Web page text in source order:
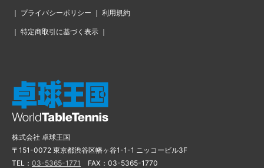
中国男子、復活の兆し。準々決勝で韓国との大一番に完勝し、
連覇継続へ一歩前進
い」日本女子、ウクライナ戦後のコメント
・ウクライナも圧倒した日本女子、6大会連続でのメダルが確定。
・ドイツ戦の勝利で波に乗れるか松島輝空「自分たちが目指すの
は金メダル。まだまだ満足しない」
・女子準々決勝、韓国は釜山大会に続いて中国に敗戦。ドイツは
香港を下し、2大会ぶりのメダル確定
・ドイツを破りメダル確定！手応えを語る岸川監督「張本のメン
タルは素晴らしかった」
を撃破！日本が待つ準決勝へ駒を進める
・エースの仕事、2点取りの張本智和。「本当にうれしいけど、今
のチームは金を目指せる」
・難敵ドイツを破り、日本男子が2大会ぶりのメダル確定させる。
準決勝はスウェーデンとチャイニーズタイペイの勝者と激突
｜ プライバシーポリシー ｜ 利用規約
｜ 特定商取引に基づく表示 ｜
株式会社 卓球王国
〒151-0072 東京都渋谷区幡ヶ谷1-1-1 ニッコービル3F
TEL： 03-5365-1771 FAX：03-5365-1770